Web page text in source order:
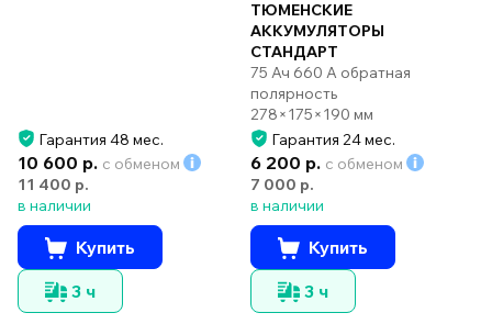
Гарантия 48 мес.
10 600 р. с обменом
11 400 р.
в наличии
Купить
3 ч
ТЮМЕНСКИЕ
АККУМУЛЯТОРЫ
СТАНДАРТ
75 Ач 660 А обратная
полярность
278×175×190 мм
Гарантия 24 мес.
6 200 р. с обменом
7 000 р.
в наличии
Купить
3 ч